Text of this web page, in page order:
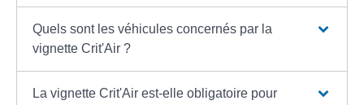
Quels sont les véhicules concernés par la
vignette Crit'Air ?
La vignette Crit'Air est-elle obligatoire pour